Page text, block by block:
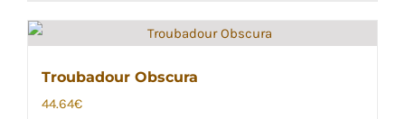
Troubadour Obscura
44.64€